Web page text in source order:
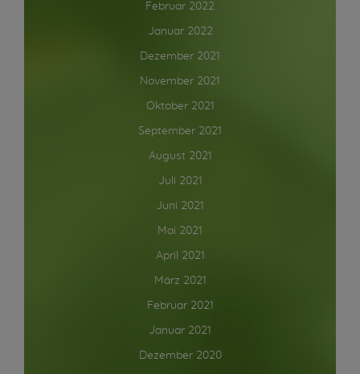
Februar 2022
Januar 2022
Dezember 2021
November 2021
Oktober 2021
September 2021
August 2021
Juli 2021
Juni 2021
Mai 2021
April 2021
März 2021
Februar 2021
Januar 2021
Dezember 2020